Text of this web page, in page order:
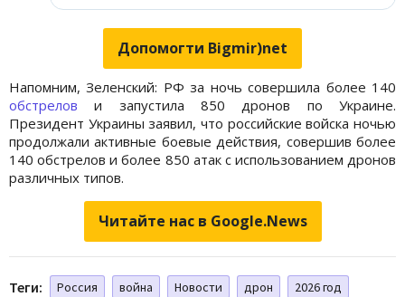
Допомогти Bigmir)net
Напомним, Зеленский: РФ за ночь совершила более 140
обстрелов и запустила 850 дронов по Украине.
Президент Украины заявил, что российские войска ночью
продолжали активные боевые действия, совершив более
140 обстрелов и более 850 атак с использованием дронов
различных типов.
Читайте нас в Google.News
Теги: Россия война Новости дрон 2026 год